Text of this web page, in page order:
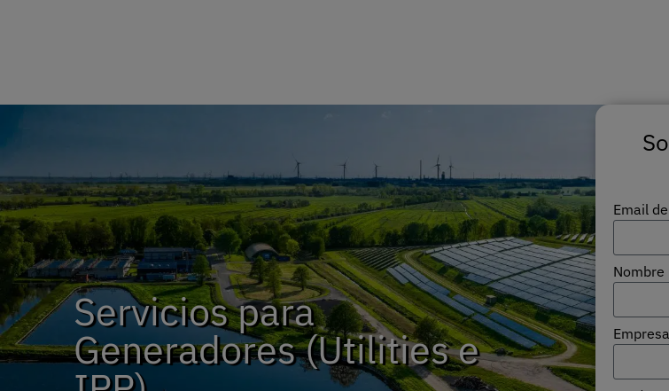
Servicios para
Generadores (Utilities e
Email
Nombre
Empresa